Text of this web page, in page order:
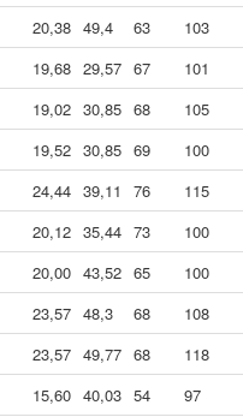
20,38 49,4 63
103
19,68 29,57 67
101
19,02 30,85 68
105
19,52 30,85 69
100
24,44 39,11 76
115
20,12 35,44 73
100
20,00 43,52 65
100
23,57 48,3 68
108
23,57 49,77 68
118
15,60 40,03 54
97